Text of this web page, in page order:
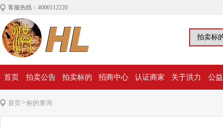
客服热线：4006112220
首页 拍卖公告 拍卖标的 招商中心 认证商家 关于洪力 公
首页>标的查询